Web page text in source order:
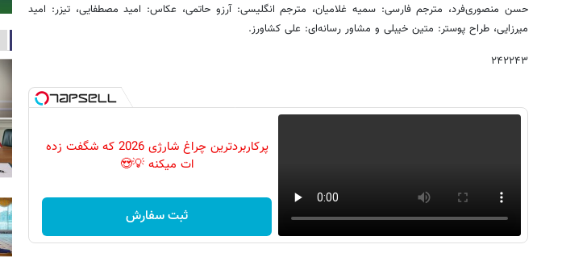
حسن منصوری‌فرد، مترجم فارسی: سمیه غلامیان، مترجم انگلیسی: آرزو حاتمی، عکاس: امید مصطفایی، تیزر: امید
میرزایی، طراح پوستر: متین خیبلی و مشاور رسانه‌ای: علی کشاورز.
۲۴۲۲۴۳
پرکاربردترین چراغ شارژی 2026 که شگفت زده
ات میکنه 💡😍
ثبت سفارش